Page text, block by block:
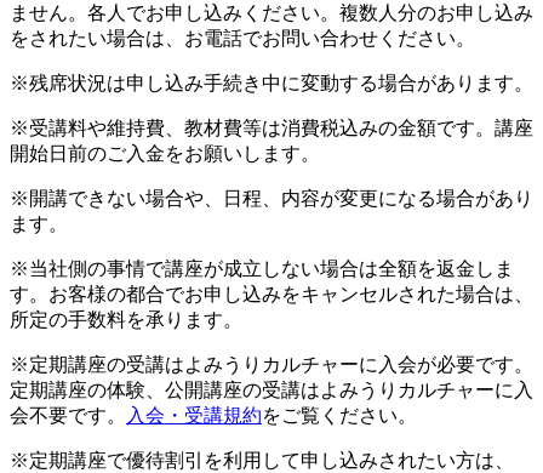
ません。各人でお申し込みください。複数人分のお申し込み
をされたい場合は、お電話でお問い合わせください。
※残席状況は申し込み手続き中に変動する場合があります。
※受講料や維持費、教材費等は消費税込みの金額です。講座
開始日前のご入金をお願いします。
※開講できない場合や、日程、内容が変更になる場合があり
ます。
※当社側の事情で講座が成立しない場合は全額を返金しま
す。お客様の都合でお申し込みをキャンセルされた場合は、
所定の手数料を承ります。
※定期講座の受講はよみうりカルチャーに入会が必要です。
定期講座の体験、公開講座の受講はよみうりカルチャーに入
会不要です。
入会・受講規約をご覧ください。
※定期講座で優待割引を利用して申し込みされたい方は、